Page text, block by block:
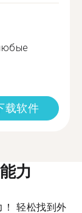
载软件
力
轻松找到外